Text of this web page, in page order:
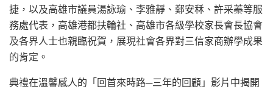
捷，以及高雄市議員湯詠瑜、李雅靜、鄭安秝、許采蓁等服
務處代表，高雄港都扶輪社、高雄市各級學校家長會長協會
及各界人士也親臨祝賀，展現社會各界對三信家商辦學成果
的肯定。
典禮在溫馨感人的「回首來時路─三年的回顧」影片中揭開